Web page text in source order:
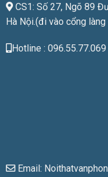
CS1: Số 27, Ngõ 89
Hà Nội.(đi vào cổng
Hotline :
Email: